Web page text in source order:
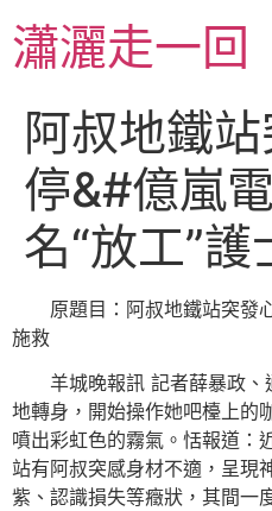
至
主瀟灑走一回
阿叔地鐵
停&#億嵐
名“放工”
原題目：阿叔地鐵站突發
施救
羊城晚報訊 記者薛暴政、
地轉身，開始操作她吧檯上的
噴出彩虹色的霧氣。恬報道：
站有阿叔突感身材不適，呈現
紫、認識損失等癥狀，其間一